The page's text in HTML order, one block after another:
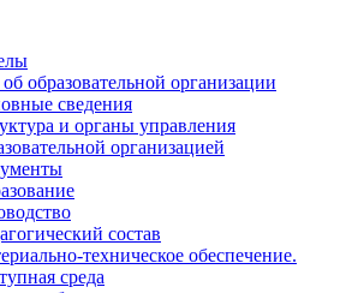
образовательной организации
сведения
и органы управления
организацией
состав
техническое обеспечение.
среда